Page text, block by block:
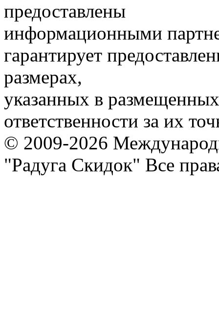
предоставлены
информационными
гарантирует
размерах,
указанных в
ответственности за их
© 2009-2026
"Радуга Скидок" Все